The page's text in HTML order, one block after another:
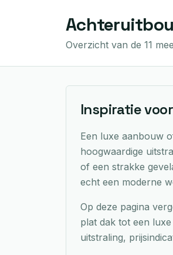
Overzicht van de 11
Inspiratie
Een luxe aanbouw
hoogwaardige
of een strakke
echt een moderne
Op deze pagina
plat dak tot een
uitstraling,